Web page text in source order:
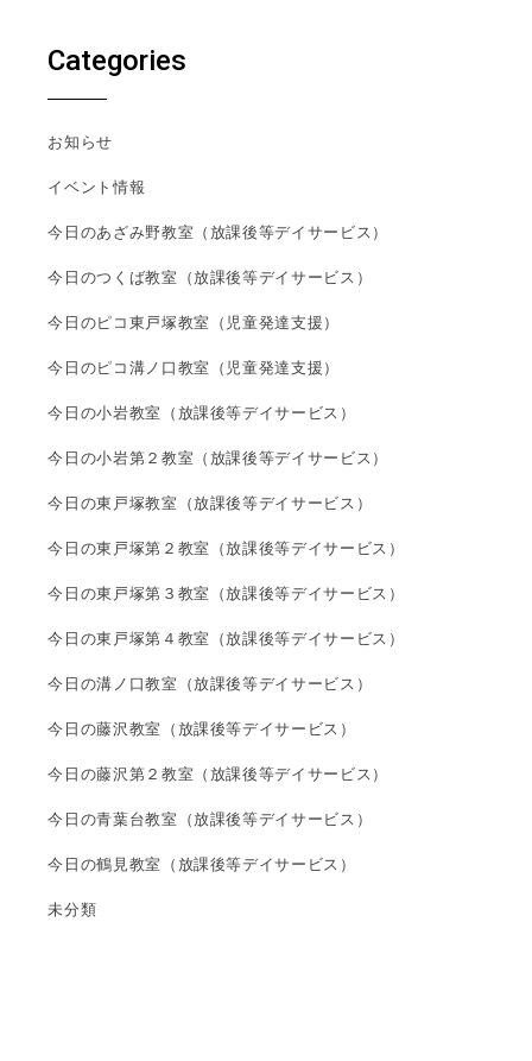
Categories
お知らせ
イベント情報
今日のあざみ野教室（放課後等デイサービス）
今日のつくば教室（放課後等デイサービス）
今日のピコ東戸塚教室（児童発達支援）
今日のピコ溝ノ口教室（児童発達支援）
今日の小岩教室（放課後等デイサービス）
今日の小岩第２教室（放課後等デイサービス）
今日の東戸塚教室（放課後等デイサービス）
今日の東戸塚第２教室（放課後等デイサービス）
今日の東戸塚第３教室（放課後等デイサービス）
今日の東戸塚第４教室（放課後等デイサービス）
今日の溝ノ口教室（放課後等デイサービス）
今日の藤沢教室（放課後等デイサービス）
今日の藤沢第２教室（放課後等デイサービス）
今日の青葉台教室（放課後等デイサービス）
今日の鶴見教室（放課後等デイサービス）
未分類